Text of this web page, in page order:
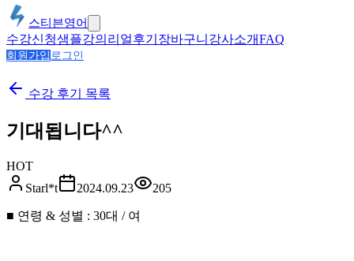
스티븐영어
수강신청샘플강의 리얼후기 장바구니 강사소개FAQ
회원가입 로그인
수강 후기 목록
기대됩니다^^
HOT
Starl*t
2024.09.23 205
■ 연령 & 성별 : 30대 / 여